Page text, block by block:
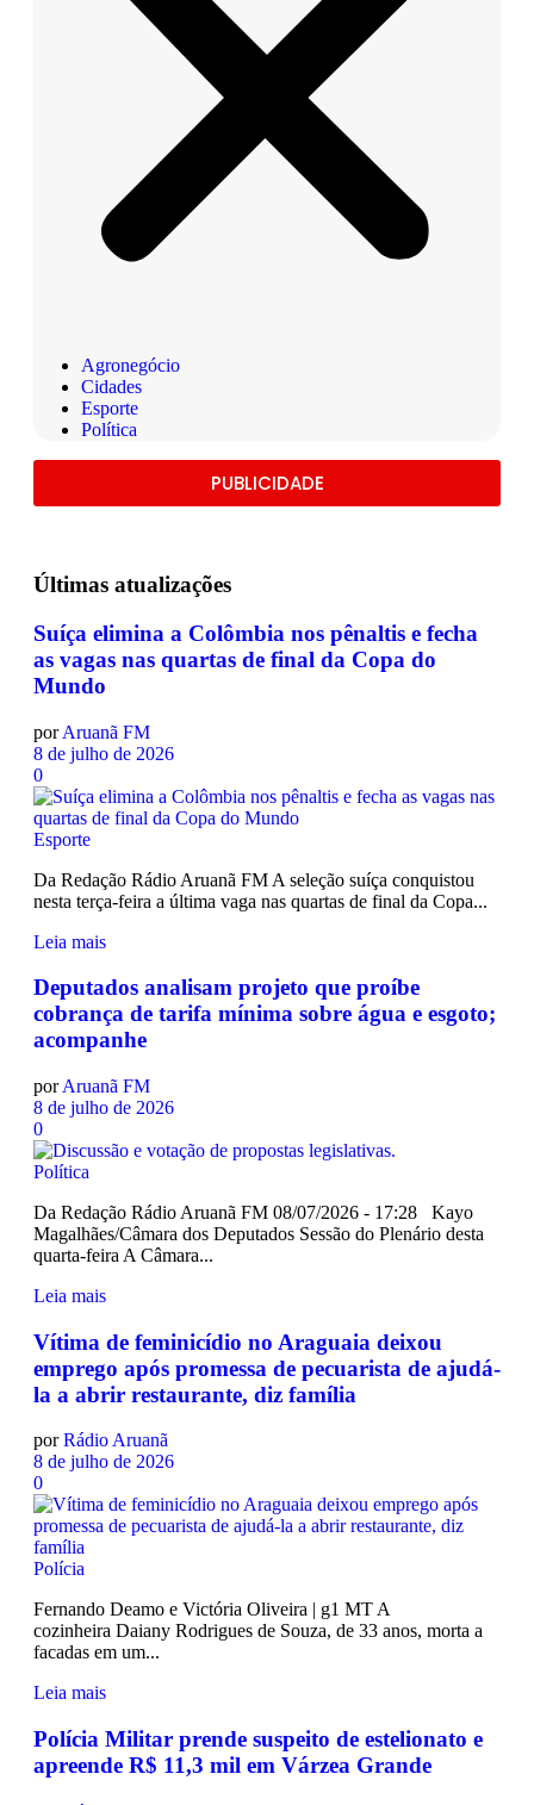
Agronegócio
Cidades
Esporte
Política
PUBLICIDADE
Últimas atualizações
Suíça elimina a Colômbia nos pênaltis e fecha
as vagas nas quartas de final da Copa do
Mundo
por Aruanã FM
8 de julho de 2026
0
Esporte
Da Redação Rádio Aruanã FM A seleção suíça conquistou
nesta terça-feira a última vaga nas quartas de final da Copa...
Leia mais
Deputados analisam projeto que proíbe
cobrança de tarifa mínima sobre água e esgoto;
acompanhe
por Aruanã FM
8 de julho de 2026
0
Política
Da Redação Rádio Aruanã FM 08/07/2026 - 17:28 Kayo
Magalhães/Câmara dos Deputados Sessão do Plenário desta
quarta-feira A Câmara...
Leia mais
Vítima de feminicídio no Araguaia deixou
emprego após promessa de pecuarista de ajudá-
la a abrir restaurante, diz família
por Rádio Aruanã
8 de julho de 2026
0
Polícia
Fernando Deamo e Victória Oliveira | g1 MT A
cozinheira Daiany Rodrigues de Souza, de 33 anos, morta a
facadas em um...
Leia mais
Polícia Militar prende suspeito de estelionato e
apreende R$ 11,3 mil em Várzea Grande